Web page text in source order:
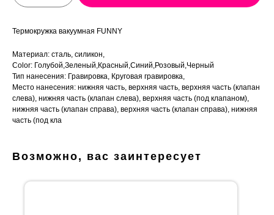
Термокружка вакуумная FUNNY
Материал: сталь, силикон,
Color: Голубой,Зеленый,Красный,Синий,Розовый,Черный
Тип нанесения: Гравировка, Круговая гравировка,
Место нанесения: нижняя часть, верхняя часть, верхняя часть (клапан
слева), нижняя часть (клапан слева), верхняя часть (под клапаном),
нижняя часть (клапан справа), верхняя часть (клапан справа), нижняя
часть (под кла
Возможно, вас заинтересует